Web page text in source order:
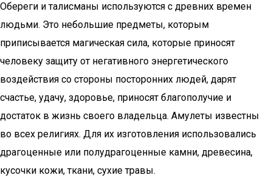
Обереги и талисманы используются с древних времен
людьми. Это небольшие предметы, которым
приписывается магическая сила, которые приносят
человеку защиту от негативного энергетического
воздействия со стороны посторонних людей, дарят
счастье, удачу, здоровье, приносят благополучие и
достаток в жизнь своего владельца. Амулеты известны
во всех религиях. Для их изготовления использовались
драгоценные или полудрагоценные камни, древесина,
кусочки кожи, ткани, сухие травы.